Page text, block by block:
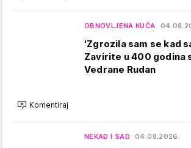
OBNOVLJENA KUĆA
'Zgrozila sam se kad
Zavirite u 400 godina
Vedrane Rudan
Komentiraj
NEKAD I SAD 04.08.2026.